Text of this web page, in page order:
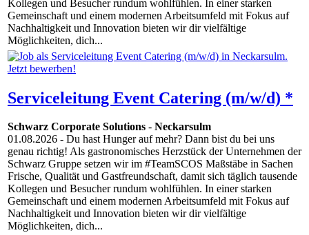
Kollegen und Besucher rundum wohlfühlen. In einer starken
Gemeinschaft und einem modernen Arbeitsumfeld mit Fokus auf
Nachhaltigkeit und Innovation bieten wir dir vielfältige
Möglichkeiten, dich...
Serviceleitung Event Catering (m/w/d) *
Schwarz Corporate Solutions - Neckarsulm
01.08.2026 - Du hast Hunger auf mehr? Dann bist du bei uns
genau richtig! Als gastronomisches Herzstück der Unternehmen der
Schwarz Gruppe setzen wir im #TeamSCOS Maßstäbe in Sachen
Frische, Qualität und Gastfreundschaft, damit sich täglich tausende
Kollegen und Besucher rundum wohlfühlen. In einer starken
Gemeinschaft und einem modernen Arbeitsumfeld mit Fokus auf
Nachhaltigkeit und Innovation bieten wir dir vielfältige
Möglichkeiten, dich...